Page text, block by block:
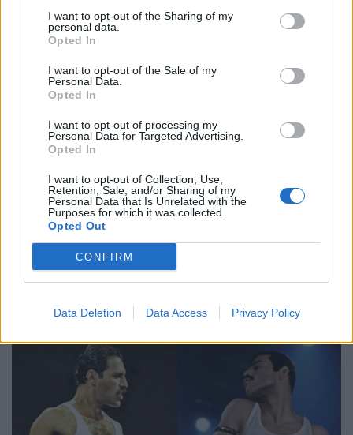
I want to opt-out of the Sharing of my
personal data.
Opted In
I want to opt-out of the Sale of my
Personal Data.
Opted In
I want to opt-out of processing my
Personal Data for Targeted Advertising.
Opted In
I want to opt-out of Collection, Use,
Retention, Sale, and/or Sharing of my
Personal Data that Is Unrelated with the
Purposes for which it was collected.
Opted Out
CONFIRM
Data Deletion Data Access Privacy Policy